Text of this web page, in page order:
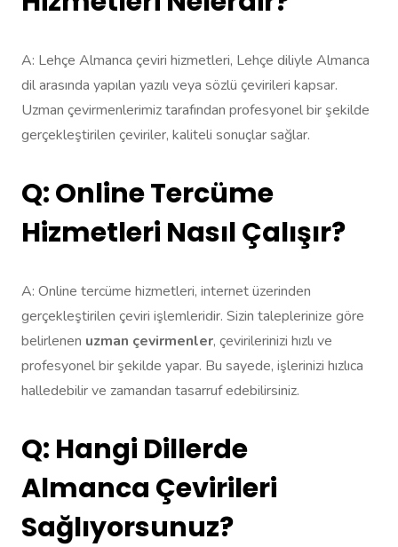
A: Lehçe Almanca çeviri hizmetleri, Lehçe diliyle Almanca
dil arasında yapılan yazılı veya sözlü çevirileri kapsar.
Uzman çevirmenlerimiz tarafından profesyonel bir şekilde
gerçekleştirilen çeviriler, kaliteli sonuçlar sağlar.
Q: Online Tercüme
Hizmetleri Nasıl Çalışır?
A: Online tercüme hizmetleri, internet üzerinden
gerçekleştirilen çeviri işlemleridir. Sizin taleplerinize göre
belirlenen uzman çevirmenler, çevirilerinizi hızlı ve
profesyonel bir şekilde yapar. Bu sayede, işlerinizi hızlıca
halledebilir ve zamandan tasarruf edebilirsiniz.
Q: Hangi Dillerde
Almanca Çevirileri
Sağlıyorsunuz?